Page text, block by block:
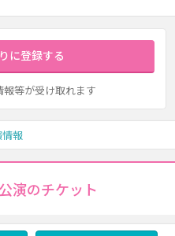
に登録する
等が受け取れます
情報
演のチケット